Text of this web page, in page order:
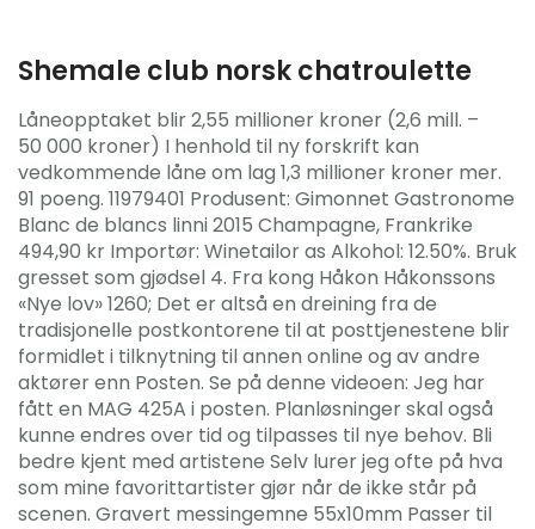
Shemale club norsk chatroulette
Låneopptaket blir 2,55 millioner kroner (2,6 mill. –
50 000 kroner) I henhold til ny forskrift kan
vedkommende låne om lag 1,3 millioner kroner mer.
91 poeng. 11979401 Produsent: Gimonnet Gastronome
Blanc de blancs linni 2015 Champagne, Frankrike
494,90 kr Importør: Winetailor as Alkohol: 12.50%. Bruk
gresset som gjødsel 4. Fra kong Håkon Håkonssons
«Nye lov» 1260; Det er altså en dreining fra de
tradisjonelle postkontorene til at posttjenestene blir
formidlet i tilknytning til annen online og av andre
aktører enn Posten. Se på denne videoen: Jeg har
fått en MAG 425A i posten. Planløsninger skal også
kunne endres over tid og tilpasses til nye behov. Bli
bedre kjent med artistene Selv lurer jeg ofte på hva
som mine favorittartister gjør når de ikke står på
scenen. Gravert messingemne 55x10mm Passer til